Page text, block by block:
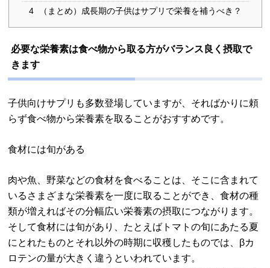
4 （まとめ）成長期の子供はサプリで栄養を補うべき？
必要な栄養素は食べ物から取る方がバランス良く摂取で
きます
子供向けサプリも多数登場していますが、そればかりに頼
らず食べ物から栄養素を取ることがおすすめです。
食材には旬がある
肉や魚、野菜などの食材を食べることは、そこに含まれて
いるさまざまな栄養素を一度に取ることができ、食材の種
類が増えればその分幅広い栄養素の摂取につながります。
そして食材には旬があり、たとえばトマトの旬にあたる夏
にとれたものとそれ以外の時期に収穫したものでは、βカ
ロテンの量が大きく違うといわれています。